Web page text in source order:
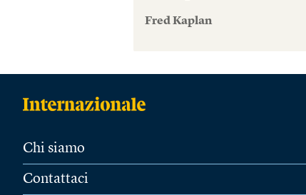
Fred Kaplan
Chi siamo
Contattaci